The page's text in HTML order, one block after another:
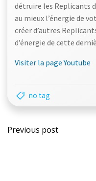
détruire les Replicants
au mieux l’énergie de
créer d’autres
d’énergie de cette
Visiter la page Youtube
no tag
Post
Previous post